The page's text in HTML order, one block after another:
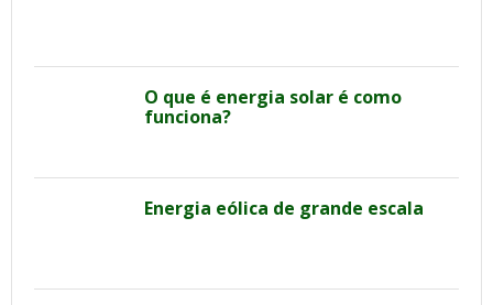
O que é energia solar é como
funciona?
Energia eólica de grande escala